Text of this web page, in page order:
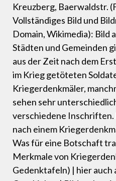
Kreuzberg, Baerwaldstr.
Vollständiges Bild und
Domain, Wikimedia): Bild
Städten und Gemeinden
aus der Zeit nach dem
im Krieg getöteten
Kriegerdenkmäler,
sehen sehr
verschiedene Inschriften.
nach einem
Was für eine Botschaft
Merkmale von
Gedenktafeln) | hier auch